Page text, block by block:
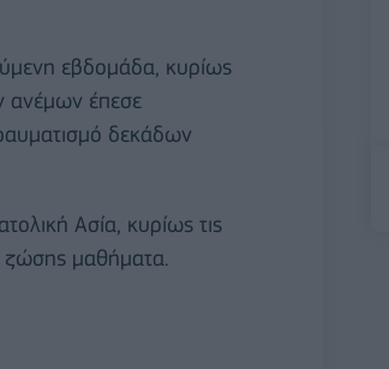
εβδομάδα, κυρίως
ανέμων έπεσε
δεκάδων
Ασία, κυρίως τις
ζώσης μαθήματα.